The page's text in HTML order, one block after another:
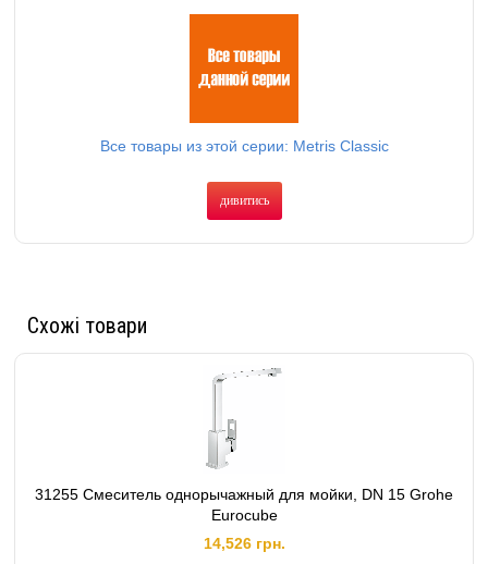
Все товары из этой серии: Metris Classic
дивитись
Схожі товари
31255 Смеситель однорычажный для мойки, DN 15 Grohe
Eurocube
14,526 грн.